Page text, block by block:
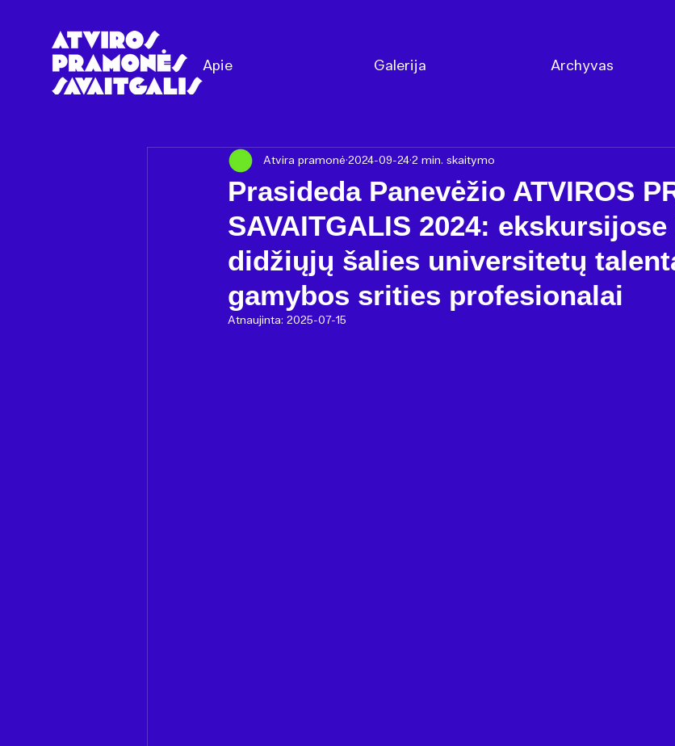
Apie Galerija Archyvas
Prasideda Panevėžio ATVIROS
SAVAITGALIS 2024:
didžiųjų šalies universitetų
gamybos srities profesionalai
Atvira pramonė 2024-09-24 2 min. skaitymo
Atnaujinta: 2025-07-15